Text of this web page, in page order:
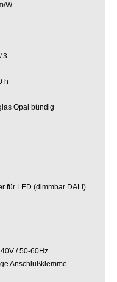
W
h
Opal bündig
für LED (dimmbar DALI)
/ 50-60Hz
Anschlußklemme